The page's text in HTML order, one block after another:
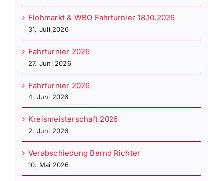
Flohmarkt & WBO Fahrturnier 18.10.2026
31. Juli 2026
Fahrturnier 2026
27. Juni 2026
Fahrturnier 2026
4. Juni 2026
Kreismeisterschaft 2026
2. Juni 2026
Verabschiedung Bernd Richter
10. Mai 2026